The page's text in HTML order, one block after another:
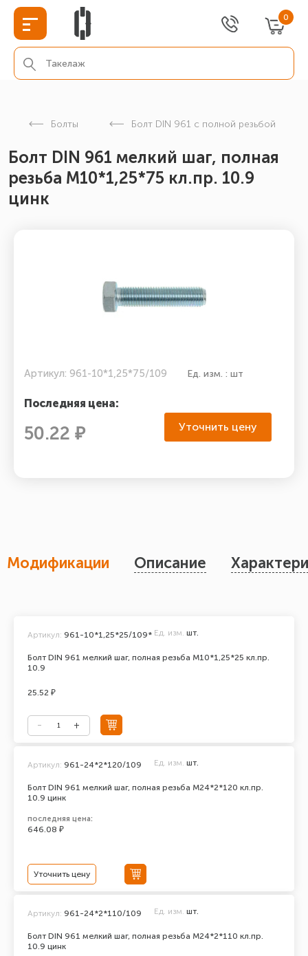
0
Болты Болт DIN 961 с полной резьбой
Болт DIN 961 мелкий шаг, полная
резьба M10*1,25*75 кл.пр. 10.9
цинк
Артикул: 961-10*1,25*75/109 Ед. изм. : шт
Последняя цена:
50.22 ₽ Уточнить цену
Модификации Описание
Болт DIN 961 мелкий шаг, полная резьба М10*1,25*25 кл.пр.
10.9
Артикул: 961-10*1,25*25/109* Ед. изм. шт.
25.52 ₽
Болт DIN 961 мелкий шаг, полная резьба M24*2*120 кл.пр.
10.9 цинк
Артикул: 961-24*2*120/109 Ед. изм. шт.
последняя цена:
646.08 ₽
Уточнить цену
Болт DIN 961 мелкий шаг, полная резьба M24*2*110 кл.пр.
10.9 цинк
Артикул: 961-24*2*110/109 Ед. изм. шт.